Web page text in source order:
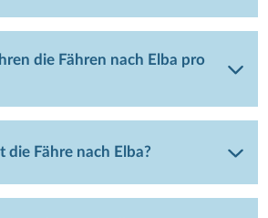
die Fähren nach Elba pro
die Fähre nach Elba?